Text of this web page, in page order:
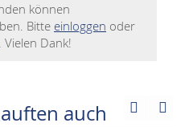
können
Bitte einloggen oder
. Vielen Dank!
auch